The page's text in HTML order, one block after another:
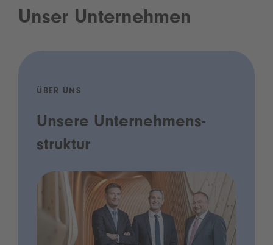
Unser Unternehmen
ÜBER UNS
Unsere Unternehmens­
struktur